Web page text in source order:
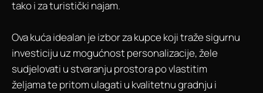
tako i za turistički najam.
Ova kuća idealan je izbor za kupce koji traže sigurnu
investiciju uz mogućnost personalizacije, žele
sudjelovati u stvaranju prostora po vlastitim
željama te pritom ulagati u kvalitetnu gradnju i